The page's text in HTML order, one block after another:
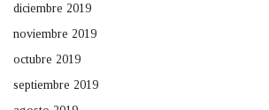
diciembre 2019
noviembre 2019
octubre 2019
septiembre 2019